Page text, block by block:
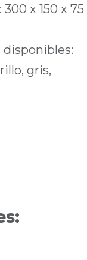
x 150 x 75
disponibles:
gris,